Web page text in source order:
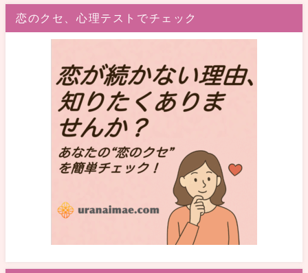
恋のクセ、心理テストでチェック